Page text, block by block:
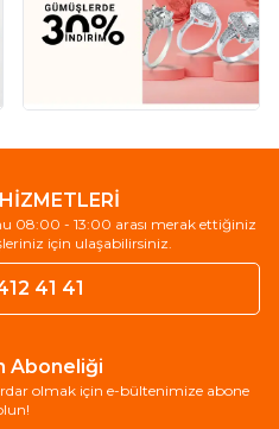
08:00 - 13:00 arası merak ettiğiniz
için ulaşabilirsiniz.
41 41
Aboneliği
olmak için e-bültenimize abone